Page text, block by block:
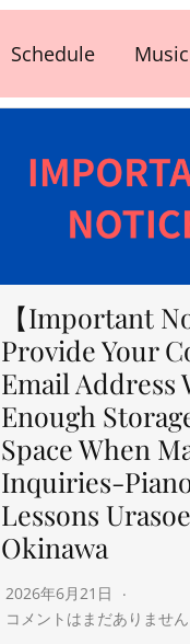
Schedule Music
【Important
Provide Your
Email Address
Enough
Space When
Inquiries-
Lessons Urasoe
Okinawa
2026年6月21日
コメントはまだありません